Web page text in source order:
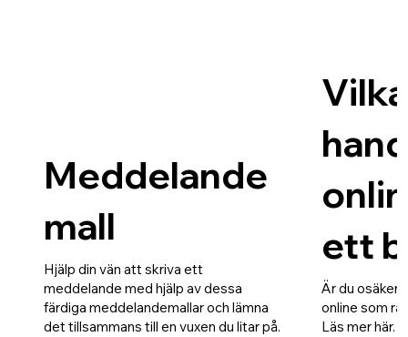
Hjälp din vän att skriva ett
meddelande med hjälp av dessa
färdiga meddelandemallar och lämna
det tillsammans till en vuxen du litar på.
Meddelande
mall
Är du osäker
online som
Läs mer här.
Vilka
ett